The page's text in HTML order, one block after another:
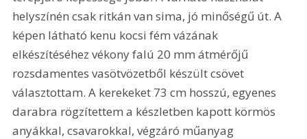
helyszínén csak ritkán van sima, jó minőségű út. A
képen látható kenu kocsi fém vázának
elkészítéséhez vékony falú 20 mm átmérőjű
rozsdamentes vasötvözetből készült csövet
választottam. A kerekeket 73 cm hosszú, egyenes
darabra rögzítettem a készletben kapott körmös
anyákkal, csavarokkal, végzáró műanyag